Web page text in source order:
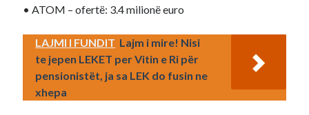
• ATOM – ofertë: 3.4 milionë euro
LAJMI I FUNDIT Lajm i mire! Nisi
te jepen LEKET per Vitin e Ri për
pensionistët, ja sa LEK do fusin ne
xhepa